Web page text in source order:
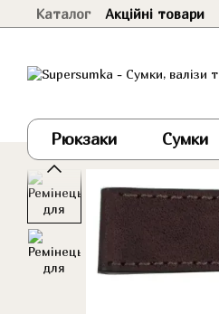
Перейти до основного контенту
Каталог Акційні товари
Рюкзаки Сумки